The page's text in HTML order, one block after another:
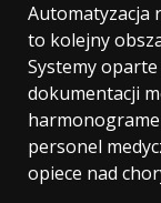
Automatyzacja
to kolejny
Systemy
dokumentacji
personel
opiece nad